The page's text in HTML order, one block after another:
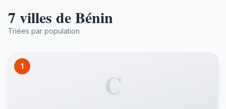
7 villes de Bénin
Triées par population
1
C